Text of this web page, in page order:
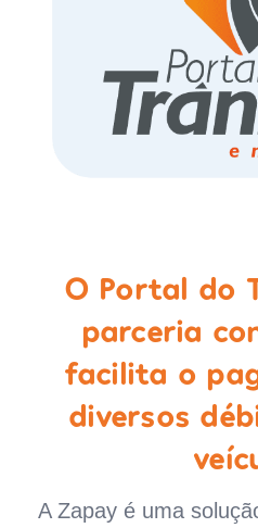
O Portal do
parceria
facilita o
diversos
A Zapay é uma